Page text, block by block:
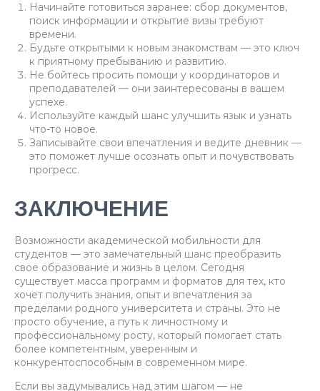
Начинайте готовиться заранее: сбор документов,
поиск информации и открытие визы требуют
времени.
Будьте открытыми к новым знакомствам — это ключ
к приятному пребыванию и развитию.
Не бойтесь просить помощи у координаторов и
преподавателей — они заинтересованы в вашем
успехе.
Используйте каждый шанс улучшить язык и узнать
что-то новое.
Записывайте свои впечатления и ведите дневник —
это поможет лучше осознать опыт и почувствовать
прогресс.
ЗАКЛЮЧЕНИЕ
Возможности академической мобильности для
студентов — это замечательный шанс преобразить
свое образование и жизнь в целом. Сегодня
существует масса программ и форматов для тех, кто
хочет получить знания, опыт и впечатления за
пределами родного университета и страны. Это не
просто обучение, а путь к личностному и
профессиональному росту, который помогает стать
более компетентным, уверенным и
конкурентоспособным в современном мире.
Если вы задумывались над этим шагом — не